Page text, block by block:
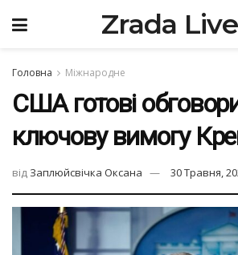
Zrada Live
Головна Міжнародне
США готові
ключову вимогу
від Заплюйсвічка Оксана 30 Травня,